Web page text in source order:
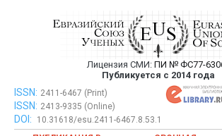
Евразийский Союз
публикация научных
ежемесячном научном
Лицензия СМИ: ПИ № ФС77-
Публикуется с 2014 года
Евразийский Союз Ученых — публикация
ежемесячном научном
ISSN: 2411-6467 (Print)
ISSN: 2413-9335 (Online)
DOI:
10.31618/esu.2411-6467.8.53.1